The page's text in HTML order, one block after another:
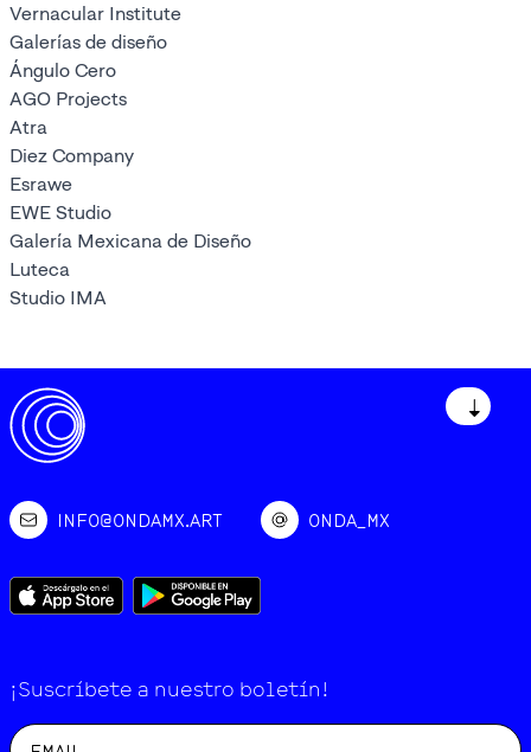
Vernacular Institute
Galerías de diseño
Ángulo Cero
AGO Projects
Atra
Diez Company
Esrawe
EWE Studio
Galería Mexicana de Diseño
Luteca
Studio IMA
↓
INFO@ONDAMX.ART ONDA_MX
¡Suscríbete a nuestro boletín!